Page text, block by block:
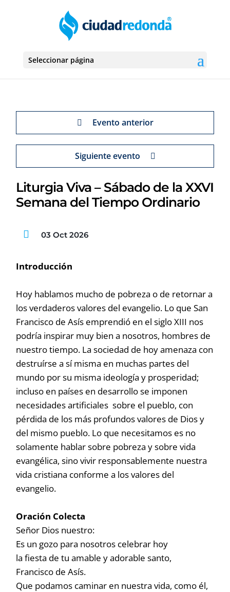
Seleccionar página
Evento anterior
Siguiente evento
Liturgia Viva – Sábado de la XXVI
Semana del Tiempo Ordinario
03 Oct 2026
Introducción
Hoy hablamos mucho de pobreza o de retornar a
los verdaderos valores del evangelio. Lo que San
Francisco de Asís emprendió en el siglo XIII nos
podría inspirar muy bien a nosotros, hombres de
nuestro tiempo. La sociedad de hoy amenaza con
destruírse a sí misma en muchas partes del
mundo por su misma ideología y prosperidad;
incluso en países en desarrollo se imponen
necesidades artificiales sobre el pueblo, con
pérdida de los más profundos valores de Dios y
del mismo pueblo. Lo que necesitamos es no
solamente hablar sobre pobreza y sobre vida
evangélica, sino vivir responsablemente nuestra
vida cristiana conforme a los valores del
evangelio.
Oración Colecta
Señor Dios nuestro:
Es un gozo para nosotros celebrar hoy
la fiesta de tu amable y adorable santo,
Francisco de Asís.
Que podamos caminar en nuestra vida, como él,